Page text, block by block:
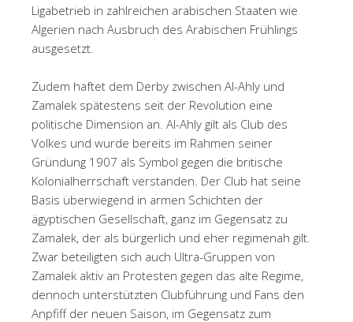
Ligabetrieb in zahlreichen arabischen Staaten wie
Algerien nach Ausbruch des Arabischen Frühlings
ausgesetzt.
Zudem haftet dem Derby zwischen Al-Ahly und
Zamalek spätestens seit der Revolution eine
politische Dimension an. Al-Ahly gilt als Club des
Volkes und wurde bereits im Rahmen seiner
Gründung 1907 als Symbol gegen die britische
Kolonialherrschaft verstanden. Der Club hat seine
Basis überwiegend in armen Schichten der
ägyptischen Gesellschaft, ganz im Gegensatz zu
Zamalek, der als bürgerlich und eher regimenah gilt.
Zwar beteiligten sich auch Ultra-Gruppen von
Zamalek aktiv an Protesten gegen das alte Regime,
dennoch unterstützten Clubführung und Fans den
Anpfiff der neuen Saison, im Gegensatz zum